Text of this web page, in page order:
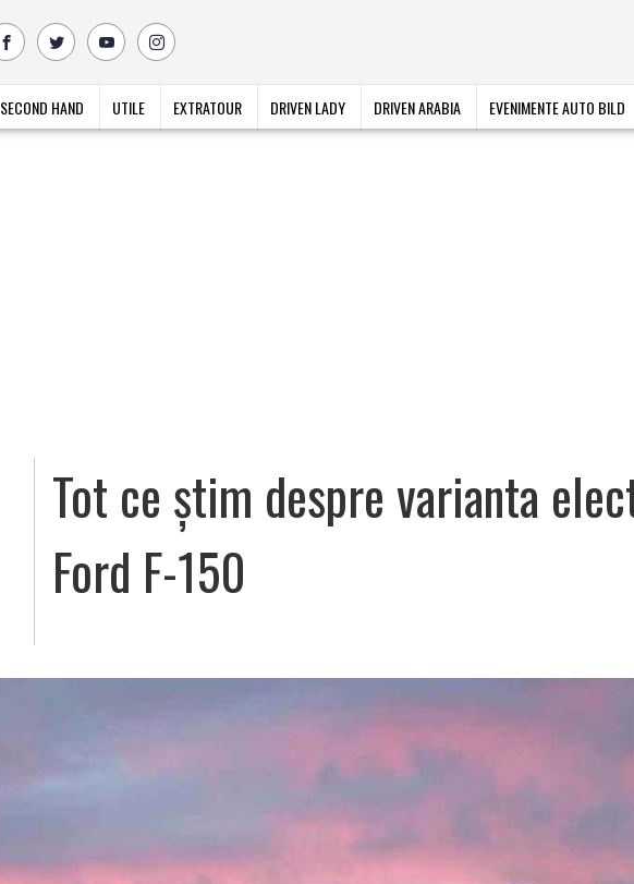
SECOND HAND UTILE EXTRATOUR DRIVEN LADY DRIVEN ARABIA EVENIMENTE AUTO BILD
Tot ce știm despre varianta
Ford F-150